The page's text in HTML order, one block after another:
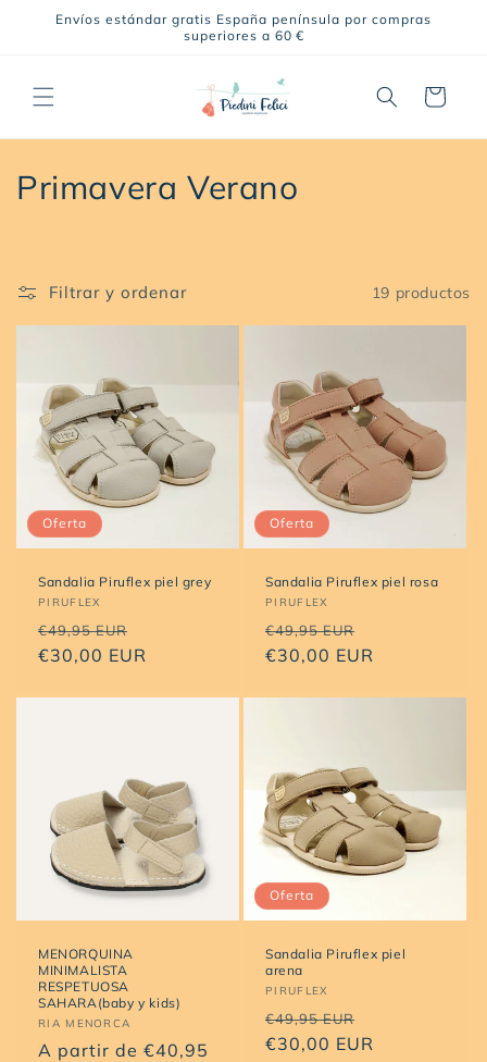
directamente
Envíos estándar gratis España península por compras
superiores a 60 €
Carrito
C
e
n
Primavera Verano
Filtrar y ordenar 19 productos
Oferta
Sandalia Piruflex piel grey
Proveedor:
PIRUFLEX
Precio
habitual
€49,95 EUR
de
€30,00 EUR
Oferta
Sandalia Piruflex piel rosa
Proveedor:
PIRUFLEX
Precio
habitual
€49,95 EUR
de
€30,00 EUR
MENORQUINA
MINIMALISTA
RESPETUOSA
SAHARA(baby y kids)
Proveedor:
RIA MENORCA
Precio
A partir de €40,95
Oferta
Sandalia Piruflex piel
arena
Proveedor:
PIRUFLEX
Precio
habitual
€49,95 EUR
de
€30,00 EUR